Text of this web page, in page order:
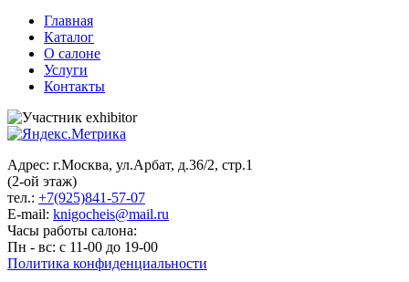
Главная
Каталог
О салоне
Услуги
Контакты
Адрес: г.Москва, ул.Арбат, д.36/2, стр.1
(2-ой этаж)
тел.: +7(925)841-57-07
E-mail: knigocheis@mail.ru
Часы работы салона:
Пн - вс: с 11-00 до 19-00
Политика конфиденциальности